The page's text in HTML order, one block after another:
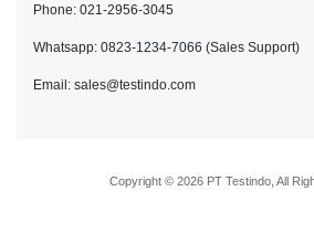
Phone: 021-2956-3045
Whatsapp: 0823-1234-7066 (Sales Support)
Email: sales@testindo.com
Copyright © 2026 PT Testindo, All